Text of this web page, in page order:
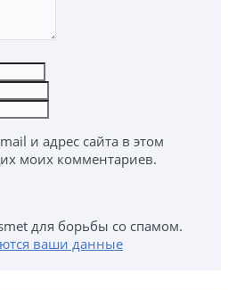
и адрес сайта в этом
моих комментариев.
для борьбы со спамом.
ваши данные